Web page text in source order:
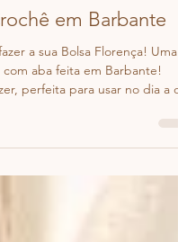
/ Dazzcrochê
1 min de leitura
em Barbante
a sua Bolsa Florença! Uma
perfeita para usar no dia a